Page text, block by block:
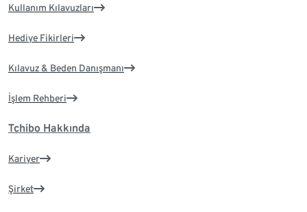
Kullanım Kılavuzları
Hediye Fikirleri
Kılavuz & Beden Danışmanı
İşlem Rehberi
Tchibo Hakkında
Kariyer
Şirket